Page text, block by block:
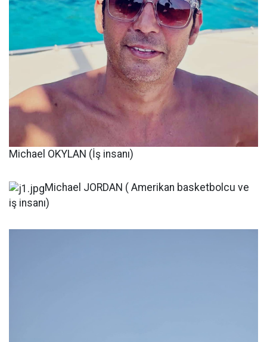
Michael OKYLAN (İş insanı)
Michael JORDAN ( Amerikan basketbolcu ve
iş insanı)